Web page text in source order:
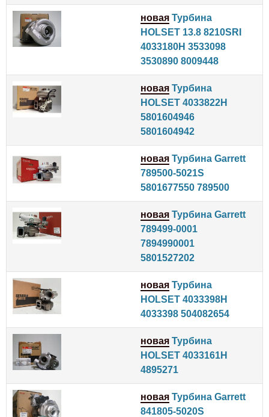
новая Турбина
HOLSET 13.8 8210SRI
4033180H 3533098
3530890 8009448
новая Турбина
HOLSET 4033822H
5801604946
5801604942
новая Турбина Garrett
789500-5021S
5801677550 789500
новая Турбина Garrett
789499-0001
7894990001
5801527202
новая Турбина
HOLSET 4033398H
4033398 504082654
новая Турбина
HOLSET 4033161H
4895271
новая Турбина Garrett
841805-5020S